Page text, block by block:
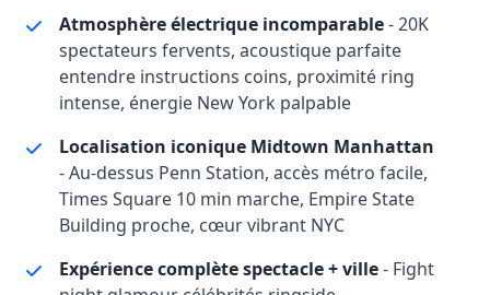
Atmosphère électrique incomparable- 20K
spectateurs fervents, acoustique parfaite
entendre instructions coins, proximité ring
intense, énergie New York palpable
Localisation iconique Midtown Manhattan
- Au-dessus Penn Station, accès métro facile,
Times Square 10 min marche, Empire State
Building proche, cœur vibrant NYC
Expérience complète spectacle + ville- Fight